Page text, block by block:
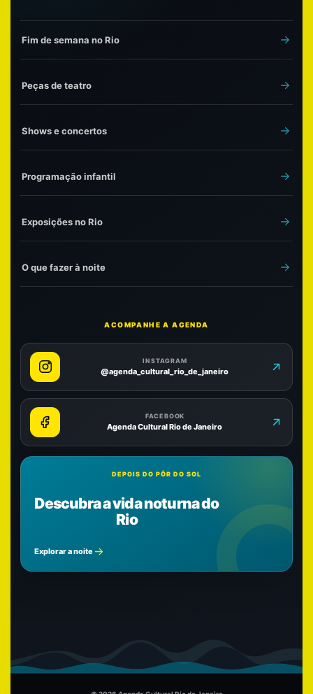
Fim de semana no Rio
Peças de teatro
Shows e concertos
Programação infantil
Exposições no Rio
O que fazer à noite
ACOMPANHE A AGENDA
INSTAGRAM
@agenda_cultural_rio_de_janeiro
FACEBOOK
Agenda Cultural Rio de Janeiro
DEPOIS DO PÔR DO SOL
Descubra a vida noturna do
Rio
Explorar a noite